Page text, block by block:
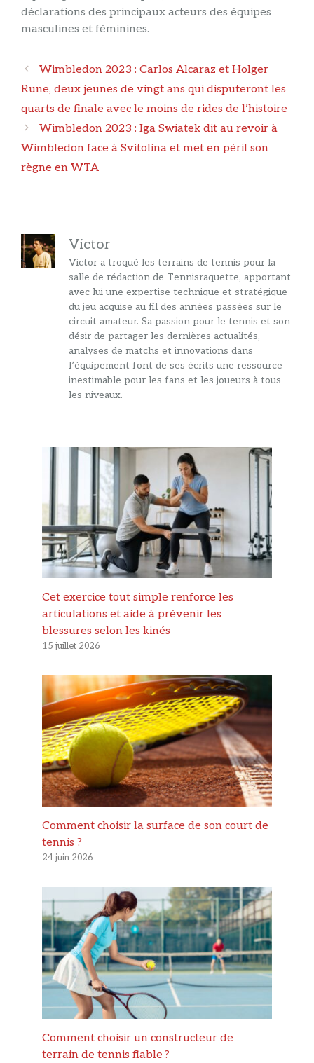
déclarations des principaux acteurs des équipes
masculines et féminines.
Navigation
des
Wimbledon 2023 : Carlos Alcaraz et Holger
Rune, deux jeunes de vingt ans qui disputeront les
quarts de finale avec le moins de rides de l’histoire
Wimbledon 2023 : Iga Swiatek dit au revoir à
Wimbledon face à Svitolina et met en péril son
règne en WTA
Victor
Victor a troqué les terrains de tennis pour la
salle de rédaction de Tennisraquette, apportant
avec lui une expertise technique et stratégique
du jeu acquise au fil des années passées sur le
circuit amateur. Sa passion pour le tennis et son
désir de partager les dernières actualités,
analyses de matchs et innovations dans
l’équipement font de ses écrits une ressource
inestimable pour les fans et les joueurs à tous
les niveaux.
Cet exercice tout simple renforce les
articulations et aide à prévenir les
blessures selon les kinés
15 juillet 2026
Comment choisir la surface de son court de
tennis ?
24 juin 2026
Comment choisir un constructeur de
terrain de tennis fiable ?